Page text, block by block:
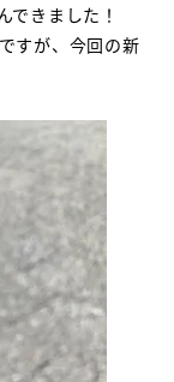
できました！
すが、今回の新